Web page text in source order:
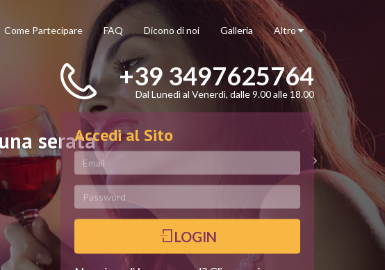
Come Partecipare FAQ Dicono di noi Galleria Altro
serata
+39 3497625764
Dal Lunedì al Venerdì, dalle 9.00 alle 18.00
Accedi al Sito
LOGIN